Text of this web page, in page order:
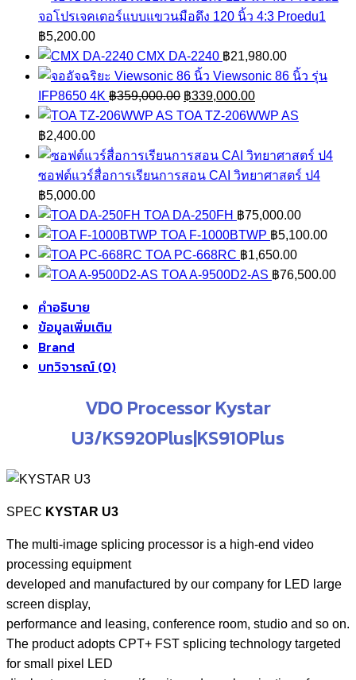
จอโปรเจคเตอร์แบบแขวนมือดึง 120 นิ้ว 4:3 Proedu1
฿5,200.00
CMX DA-2240 ฿21,980.00
Viewsonic 86 นิ้ว รุ่น
IFP8650 4K ฿359,000.00 Original
price
฿359,000.00.
฿339,000.00Current
price
฿339,000.00.
TOA TZ-206WWP AS
฿2,400.00
ซอฟต์แวร์สื่อการเรียนการสอน CAI วิทยาศาสตร์ ป4
฿5,000.00
TOA DA-250FH ฿75,000.00
TOA F-1000BTWP ฿5,100.00
TOA PC-668RC ฿1,650.00
TOA A-9500D2-AS ฿76,500.00
คำอธิบาย
ข้อมูลเพิ่มเติม
Brand
บทวิจารณ์ (0)
VDO Processor Kystar
U3/KS920Plus|KS910Plus
SPEC KYSTAR U3
The multi-image splicing processor is a high-end video
processing equipment
developed and manufactured by our company for LED large
screen display,
performance and leasing, conference room, studio and so on.
The product adopts CPT+ FST splicing technology targeted
for small pixel LED